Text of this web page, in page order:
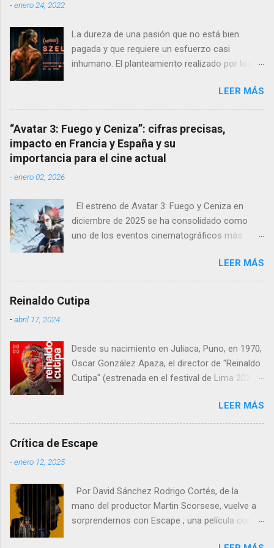
-enero 24, 2022
La dureza de una pasión que no está bien
pagada y que requiere un esfuerzo casi
inhumano. El planteamiento realizado por los
y Anna Nemes es profundo, sutil, dejando que
la crudeza del mensaje nos llegue poco a poco,
que se vaya instalando en nuestros
pensamientos para sentirnos dentro de la
película. La fragilidad de los fuertes La
protagonista Edina , interpretada
academias de arte dramático al aparentar-
superar a muchas verdaderas profesionales de
la actuación. Su pareja, Ádám, interpretado por
que convence en pantalla. Ambos nos
muestran su fragilidad a pesar de su aspecto,
un viaje por los sueños que pueden alcanzar o
perdone permitiendo recuperar. Deleite de
imágenes Desde el inicio, con ese pla...
LEER MÁS
“Avatar 3: Fuego y Ceniza”: cifras precisas,
impacto en Francia y España y su
importancia para el cine actual
-enero 02, 2026
El estreno de Avatar 3: Fuego y Ceniza en
diciembre de 2025 se ha consolidado como
uno de los eventos cinematográficos más
saga dirigida por James Cameron ha vuelto a
atraer al gran público a las salas, con cifras de
taquilla sólidas y un impacto notable en
mercados europeos clave como Francia y
LEER MÁS
Reinaldo Cutipa
-abril 17, 2024
Desde su nacimiento en Juliaca, Puno, en 1970,
Oscar González Apaza, el director de "Reinaldo
Cutipa" (estrenada en el festival de Lima 2023,
en la búsqueda de expresar las complejidades y
desafíos que enfrenta la humanidad a través
LEER MÁS
Crítica de Escape
-enero 12, 2025
Por David Sánchez Rodrigo Cortés, de la
mano del productor Martin Scorsese, vuelve a
sorprendernos con Escape , una película con